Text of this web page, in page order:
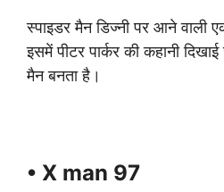
स्पाइडर मैन डिज्नी पर आने वाली
इसमें पीटर पार्कर की कहानी
मैन बनता है।
• X man 97